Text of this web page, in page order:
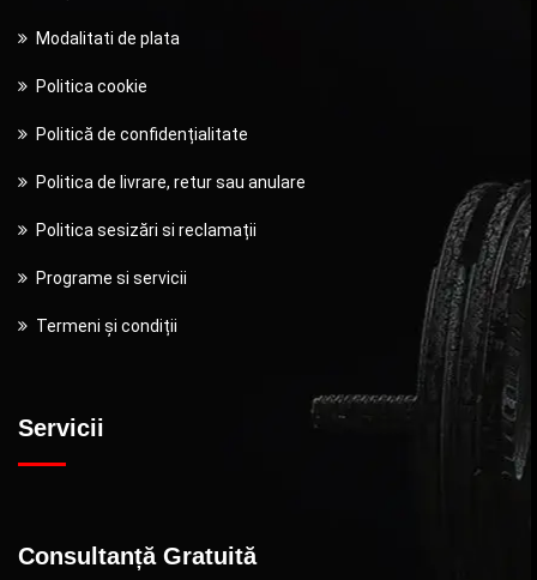
Modalitati de plata
Politica cookie
Politică de confidențialitate
Politica de livrare, retur sau anulare
Politica sesizări si reclamații
Programe si servicii
Termeni și condiții
Servicii
Consultanță Gratuită